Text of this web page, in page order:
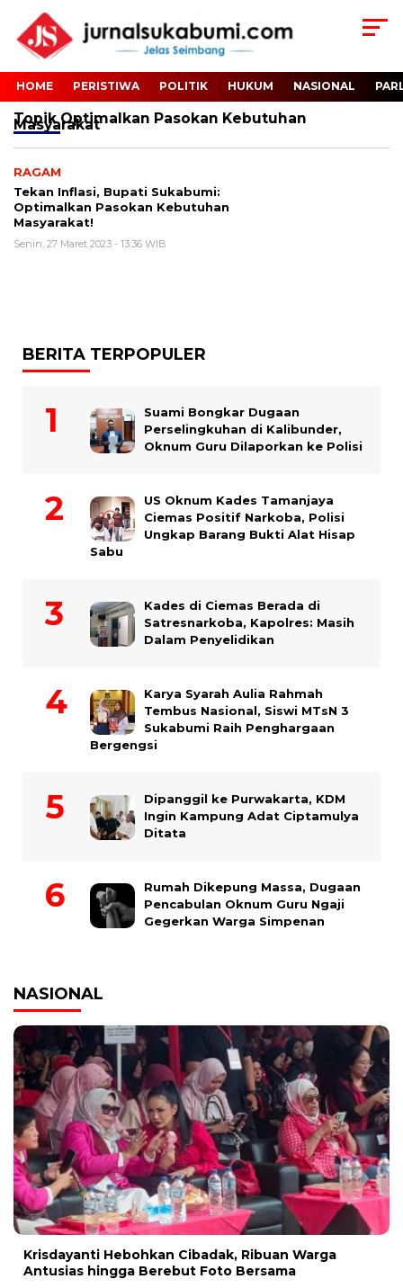
HOME PERISTIWA POLITIK HUKUM NASIONAL
TopikOptimalkan Pasokan Kebutuhan
Masyarakat
RAGAM
Tekan Inflasi, Bupati Sukabumi:
Optimalkan Pasokan Kebutuhan
Masyarakat!
Senin, 27 Maret 2023 - 13:36 WIB
BERITA TERPOPULER
Suami Bongkar Dugaan
Perselingkuhan di Kalibunder,
Oknum Guru Dilaporkan ke Polisi
US Oknum Kades Tamanjaya
Ciemas Positif Narkoba, Polisi
Ungkap Barang Bukti Alat Hisap
Sabu
Kades di Ciemas Berada di
Satresnarkoba, Kapolres: Masih
Dalam Penyelidikan
Karya Syarah Aulia Rahmah
Tembus Nasional, Siswi MTsN 3
Sukabumi Raih Penghargaan
Bergengsi
Dipanggil ke Purwakarta, KDM
Ingin Kampung Adat Ciptamulya
Ditata
Rumah Dikepung Massa, Dugaan
Pencabulan Oknum Guru Ngaji
Gegerkan Warga Simpenan
NASIONAL
Krisdayanti Hebohkan Cibadak, Ribuan Warga
Antusias hingga Berebut Foto Bersama